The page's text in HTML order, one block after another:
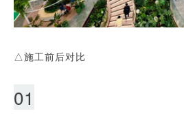
△施工前后对比
01